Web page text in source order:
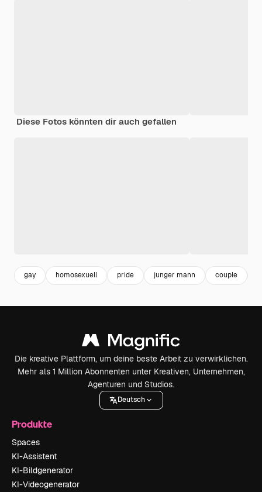
Diese Fotos könnten dir auch gefallen
gay homosexuell pride junger mann couple
Die kreative Plattform, um deine beste Arbeit zu verwirklichen.
Mehr als 1 Million Abonnenten unter Kreativen, Unternehmen,
Agenturen und Studios.
Deutsch
Produkte
Spaces
KI-Assistent
KI-Bildgenerator
KI-Videogenerator